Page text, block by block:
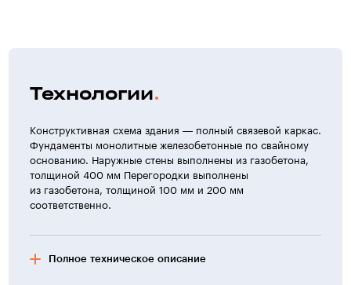
Технологии
Конструктивная схема здания — полный связевой каркас.
Фундаменты монолитные железобетонные по свайному
основанию. Наружные стены выполнены из газобетона,
толщиной 400 мм Перегородки выполнены
из газобетона, толщиной 100 мм и 200 мм
соответственно.
Полное техническое описание